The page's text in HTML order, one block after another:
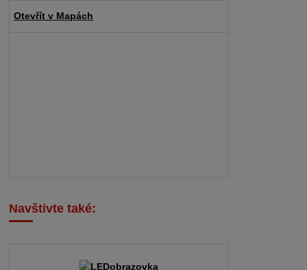
Otevřít v Mapách
Navštivte také: